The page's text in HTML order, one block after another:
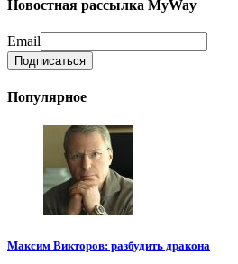
Новостная рассылка MyWay
Email
Популярное
Максим Викторов: разбудить дракона